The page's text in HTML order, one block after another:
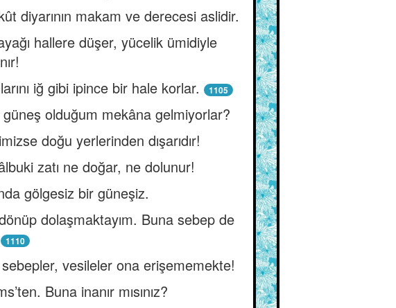
diyarının makam ve derecesi aslidir.
hallere düşer, yücelik ümidiyle
iğ gibi ipince bir hale korlar.
1105
olduğum mekâna gelmiyorlar?
doğu yerlerinden dışarıdır!
zatı ne doğar, ne dolunur!
gölgesiz bir güneşiz.
dolaşmaktayım. Buna sebep de
1110
vesileler ona erişememekte!
Buna inanır mısınız?